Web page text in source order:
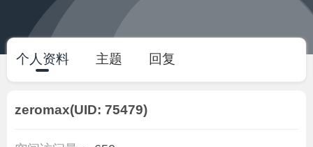
个人资料 主题 回复
zeromax(UID: 75479)